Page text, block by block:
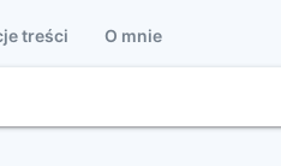
treści O mnie